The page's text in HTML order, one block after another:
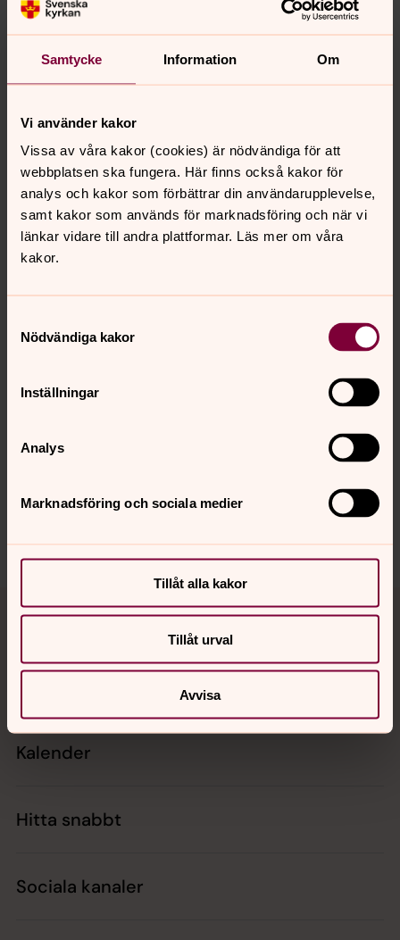
Samtycke Information Om
Vi använder kakor
Vissa av våra kakor (cookies) är nödvändiga för att
webbplatsen ska fungera. Här finns också kakor för
analys och kakor som förbättrar din användarupplevelse,
samt kakor som används för marknadsföring och när vi
länkar vidare till andra plattformar. Läs mer om våra
kakor.
Nödvändiga kakor
Inställningar
Analys
Marknadsföring och sociala medier
Tillåt alla kakor
Tillåt urval
Avvisa
Foto: Sanna Andersson
Vad är ett kontrakt?
församlingar. De fungerar som en länk mellan
plattform för samverkan, stöd och gemensam
utveckling. De stärker gemenskapen mellan
församlingar och underlättar samarbete, utan att
vara en egen beslutande administrativ nivå.
I Västerås stift finns fyra kontrakt:
Västmanland
Synpunkter eller frågor på sidans
vasteras.stift@svenskakyrkan.se
Kalender
Hitta snabbt
Sociala kanaler